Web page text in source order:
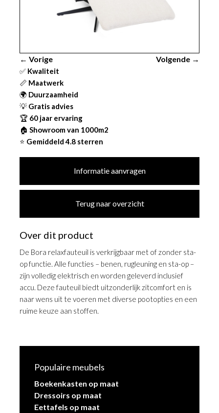
Populaire meubels
Boekenkasten op maat
Dressoirs op maat
Eettafels op maat
← Vorige Volgende →
✅ Kwaliteit
📏 Maatwerk
🌍 Duurzaamheid
💡 Gratis advies
🏆 60 jaar ervaring
🏠 Showroom van 1000m2
⭐ Gemiddeld 4.8 sterren
Informatie aanvragen
Terug naar overzicht
Over dit product
De Bora relaxfauteuil is verkrijgbaar met of zonder sta-
op functie. Alle functies – benen, rugleuning en sta-op –
zijn volledig elektrisch en worden geleverd inclusief
accu. Deze fauteuil biedt uitzonderlijk zitcomfort en is
naar wens uit te voeren met diverse pootopties en een
ruime keuze aan stoffen.